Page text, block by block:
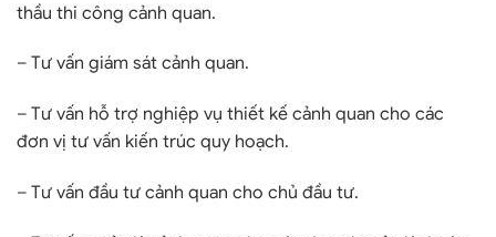
thầu thi công cảnh quan.
– Tư vấn giám sát cảnh quan.
– Tư vấn hỗ trợ nghiệp vụ thiết kế cảnh quan cho các
đơn vị tư vấn kiến trúc quy hoạch.
– Tư vấn đầu tư cảnh quan cho chủ đầu tư.